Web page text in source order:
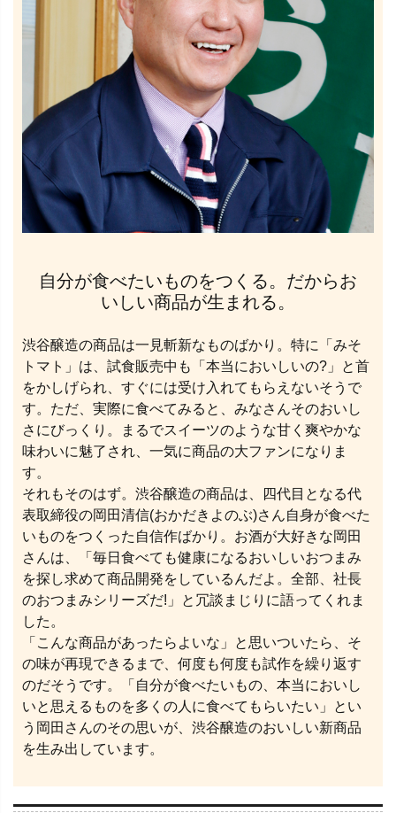
自分が食べたいものをつくる。だからお
いしい商品が生まれる。
渋谷醸造の商品は一見斬新なものばかり。特に「みそ
トマト」は、試食販売中も「本当においしいの?」と首
をかしげられ、すぐには受け入れてもらえないそうで
す。ただ、実際に食べてみると、みなさんそのおいし
さにびっくり。まるでスイーツのような甘く爽やかな
味わいに魅了され、一気に商品の大ファンになりま
す。
それもそのはず。渋谷醸造の商品は、四代目となる代
表取締役の岡田清信(おかだきよのぶ)さん自身が食べた
いものをつくった自信作ばかり。お酒が大好きな岡田
さんは、「毎日食べても健康になるおいしいおつまみ
を探し求めて商品開発をしているんだよ。全部、社長
のおつまみシリーズだ!」と冗談まじりに語ってくれま
した。
「こんな商品があったらよいな」と思いついたら、そ
の味が再現できるまで、何度も何度も試作を繰り返す
のだそうです。「自分が食べたいもの、本当においし
いと思えるものを多くの人に食べてもらいたい」とい
う岡田さんのその思いが、渋谷醸造のおいしい新商品
を生み出しています。